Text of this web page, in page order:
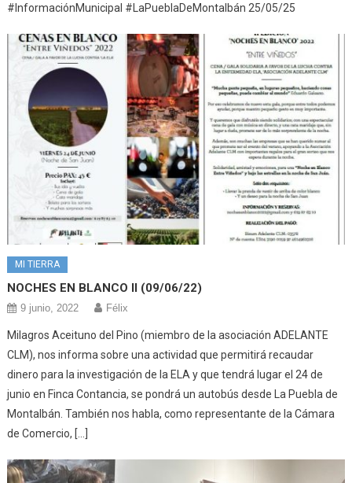
#InformaciónMunicipal #LaPueblaDeMontalbán 25/05/25
MI TIERRA
NOCHES EN BLANCO II (09/06/22)
9 junio, 2022 Félix
Milagros Aceituno del Pino (miembro de la asociación ADELANTE
CLM), nos informa sobre una actividad que permitirá recaudar
dinero para la investigación de la ELA y que tendrá lugar el 24 de
junio en Finca Contancia, se pondrá un autobús desde La Puebla de
Montalbán. También nos habla, como representante de la Cámara
de Comercio, […]